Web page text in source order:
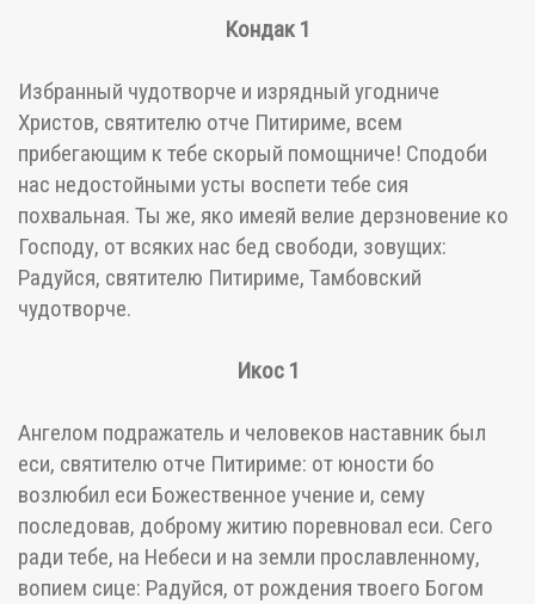
Кондак 1
Избранный чудотворче и изрядный угодниче
Христов, святителю отче Питириме, всем
прибегающим к тебе скорый помощниче! Сподоби
нас недостойными усты воспети тебе сия
похвальная. Ты же, яко имеяй велие дерзновение ко
Господу, от всяких нас бед свободи, зовущих:
Радуйся, святителю Питириме, Тамбовский
чудотворче.
Икос 1
Ангелом подражатель и человеков наставник был
еси, святителю отче Питириме: от юности бо
возлюбил еси Божественное учение и, сему
последовав, доброму житию поревновал еси. Сего
ради тебе, на Небеси и на земли прославленному,
вопием сице: Радуйся, от рождения твоего Богом